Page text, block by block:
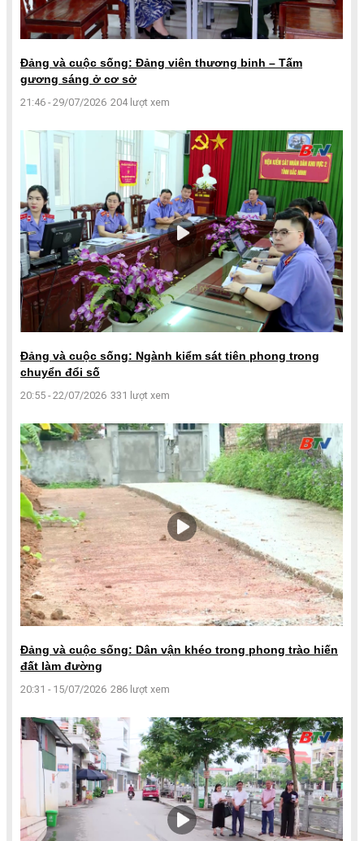
Đảng và cuộc sống: Đảng viên thương binh – Tấm
gương sáng ở cơ sở
21:46 - 29/07/2026 204 lượt xem
Đảng và cuộc sống: Ngành kiểm sát tiên phong trong
chuyển đổi số
20:55 - 22/07/2026 331 lượt xem
Đảng và cuộc sống: Dân vận khéo trong phong trào hiến
đất làm đường
20:31 - 15/07/2026 286 lượt xem